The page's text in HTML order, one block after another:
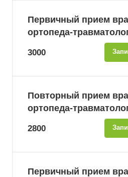
Первичный прием
ортопеда-
3000
Повторный прием
ортопеда-
2800
Первичный прием